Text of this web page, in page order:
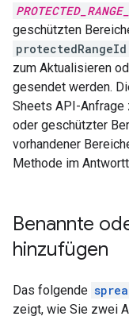
geschützten
protectedRangeId
zum Aktualisieren
gesendet werden.
Sheets API-Anfrage
oder geschützter
vorhandener
Methode im
Benannte
hinzufügen
Das folgende
zeigt, wie Sie zwei